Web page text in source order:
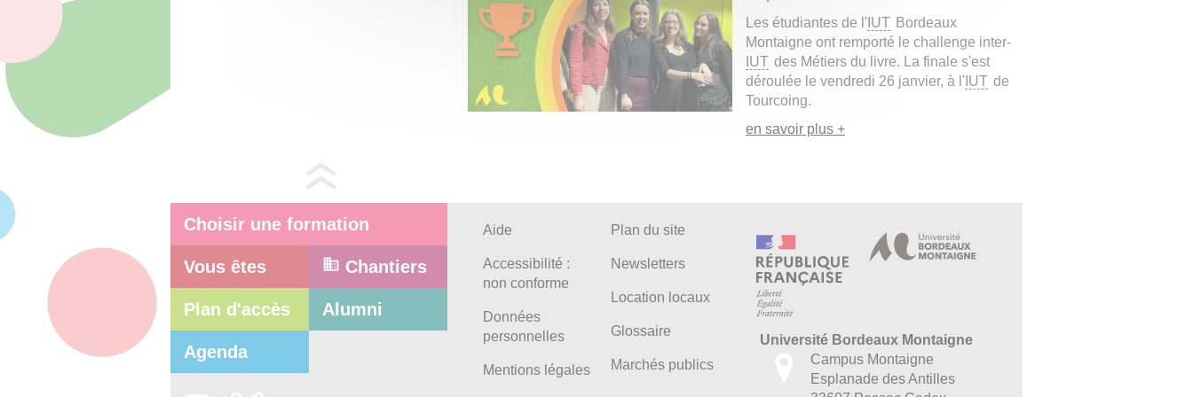
Les étudiantes de l' IUT Bordeaux
Montaigne ont remporté le challenge inter-
IUT des Métiers du livre. La finale s'est
déroulée le vendredi 26 janvier, à l' IUT de
Tourcoing.
en savoir plus +
Choisir une formation
Vous êtes Chantiers
Plan d'accès Alumni
Agenda
Aide
Accessibilité :
non conforme
Données
personnelles
Mentions légales
Plan du site
Newsletters
Location locaux
Glossaire
Marchés publics
Université Bordeaux Montaigne
Campus Montaigne
Esplanade des Antilles